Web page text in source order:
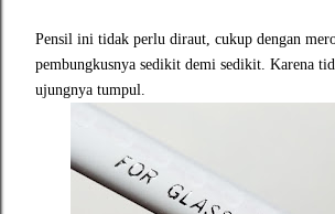
Pensil ini tidak perlu diraut, cukup dengan
pembungkusnya sedikit demi sedikit. Karena
ujungnya tumpul.